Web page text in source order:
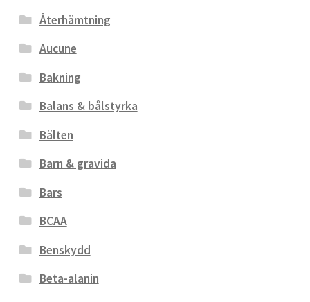
Återhämtning
Aucune
Bakning
Balans & bålstyrka
Bälten
Barn & gravida
Bars
BCAA
Benskydd
Beta-alanin